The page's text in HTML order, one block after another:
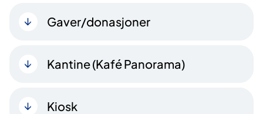
Gaver/donasjoner
Kantine (Kafé Panorama)
Kiosk